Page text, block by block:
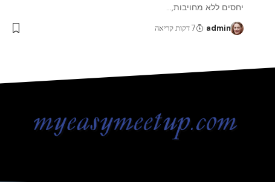
יחסים ללא מחויבות,…
admin 7 דקות קריאה